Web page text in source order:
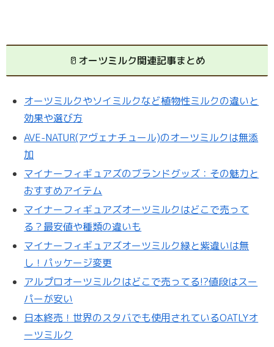
🥛オーツミルク関連記事まとめ
オーツミルクやソイミルクなど植物性ミルクの違いと
効果や選び方
AVE-NATUR(アヴェナチュール)のオーツミルクは無添
加
マイナーフィギュアズのブランドグッズ：その魅力と
おすすめアイテム
マイナーフィギュアズオーツミルクはどこで売って
る？最安値や種類の違いも
マイナーフィギュアズオーツミルク緑と紫違いは無
し！パッケージ変更
アルプロオーツミルクはどこで売ってる!?値段はスー
パーが安い
日本終売！世界のスタバでも使用されているOATLYオ
ーツミルク